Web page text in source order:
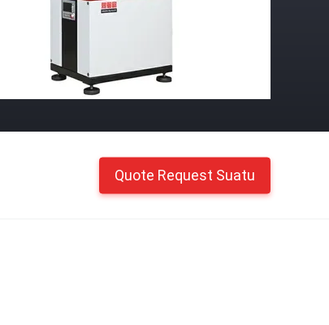
Quote Request Suatu